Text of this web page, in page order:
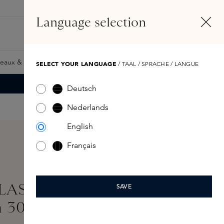
& Giftcards Samples Skins Exclusives Skins
Warm Cotton Eau
Language selection
SELECT YOUR LANGUAGE / TAAL / SPRACHE / LANGUE
Deutsch
Nederlands
English
Français
SAVE